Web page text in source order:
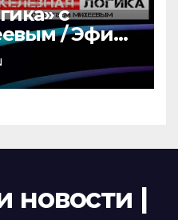
с
/ Эфир
новости |